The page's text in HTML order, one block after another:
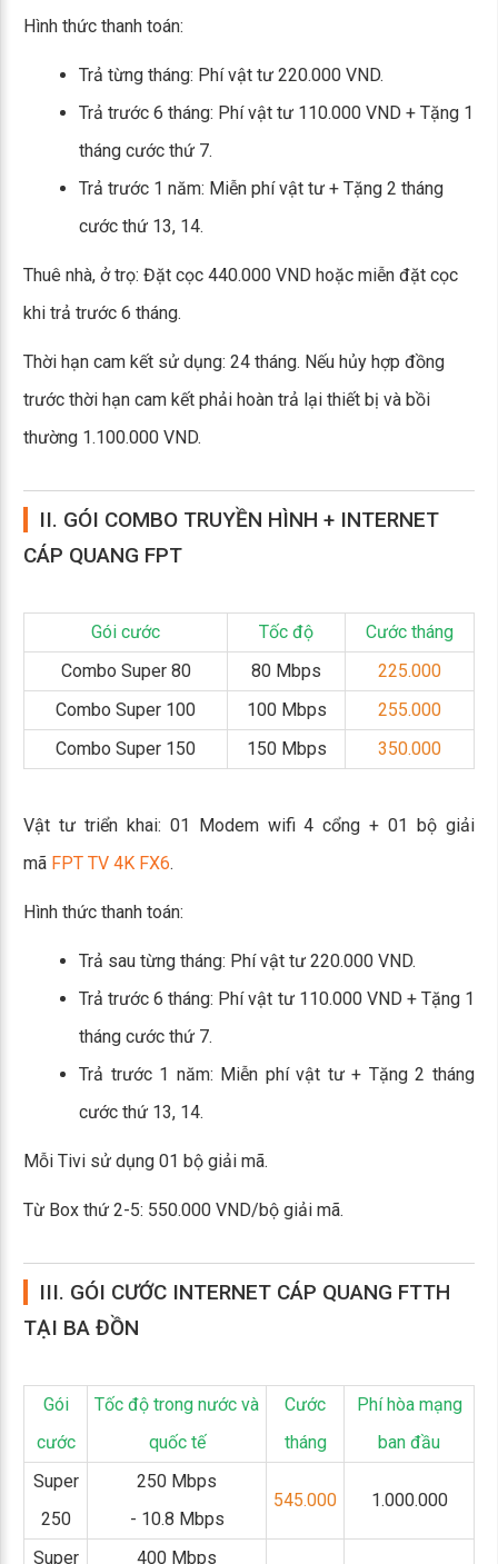
Hình thức thanh toán:
Trả từng tháng: Phí vật tư 220.000 VND.
Trả trước 6 tháng: Phí vật tư 110.000 VND + Tặng 1
tháng cước thứ 7.
Trả trước 1 năm: Miễn phí vật tư + Tặng 2 tháng
cước thứ 13, 14.
Thuê nhà, ở trọ: Đặt cọc 440.000 VND hoặc miễn đặt cọc
khi trả trước 6 tháng.
Thời hạn cam kết sử dụng: 24 tháng. Nếu hủy hợp đồng
trước thời hạn cam kết phải hoàn trả lại thiết bị và bồi
thường 1.100.000 VND.
II. GÓI COMBO TRUYỀN HÌNH + INTERNET
CÁP QUANG FPT
Gói cước Tốc độ
Cước tháng
Combo Super 80
80 Mbps
225.000
Combo Super 100
100 Mbps
255.000
Combo Super 150
150 Mbps 350.000
Vật tư triển khai: 01 Modem wifi 4 cổng + 01 bộ giải
mã FPT TV 4K FX6.
Hình thức thanh toán:
Trả sau từng tháng: Phí vật tư 220.000 VND.
Trả trước 6 tháng: Phí vật tư 110.000 VND + Tặng 1
tháng cước thứ 7.
Trả trước 1 năm: Miễn phí vật tư + Tặng 2 tháng
cước thứ 13, 14.
Mỗi Tivi sử dụng 01 bộ giải mã.
Từ Box thứ 2-5: 550.000 VND/bộ giải mã.
III. GÓI CƯỚC INTERNET CÁP QUANG FTTH
TẠI BA ĐỒN
Gói
cước
Tốc độ trong nước và
quốc tế
Cước
tháng
Phí hòa mạng
ban đầu
Super
250
250 Mbps
- 10.8 Mbps
545.000 1.000.000
Super 400 Mbps